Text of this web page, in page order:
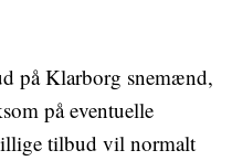
på Klarborg snemænd,
på eventuelle
tilbud vil normalt